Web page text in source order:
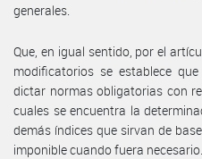
generales.
Que, en igual sentido, por el
modificatorios se establece
dictar normas obligatorias con
cuales se encuentra la
demás índices que sirvan de
imponible cuando fuera necesario.